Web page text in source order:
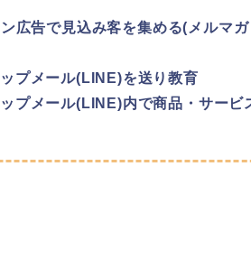
広告で見込み客を集める(メルマ
プメール(LINE)を送り教育
プメール(LINE)内で商品・サービ